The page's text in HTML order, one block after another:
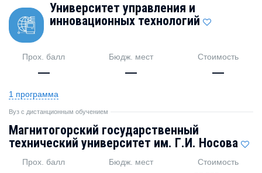
Университет управления и
инновационных технологий
Прох. балл
—
Бюдж. мест
—
Стоимость
—
1 программа
Вуз с дистанционным обучением
Магнитогорский государственный
технический университет им. Г.И. Носова
Прох. балл Бюдж. мест Стоимость